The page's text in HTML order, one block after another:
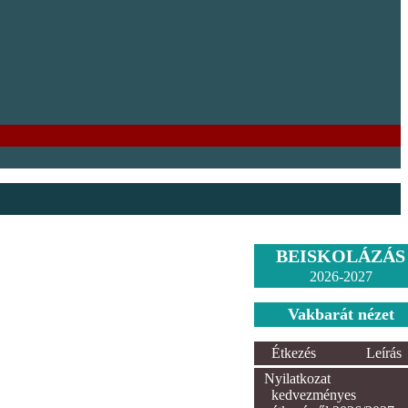
BEISKOLÁZÁS
2026-2027
Vakbarát nézet
Étkezés
Leírás
Nyilatkozat
kedvezményes